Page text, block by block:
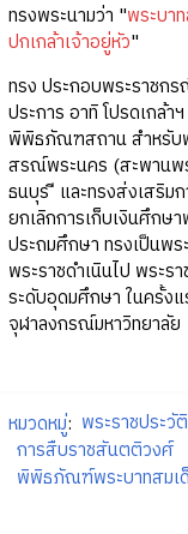
ทรงพระนามว่า "พระบา
ปกเกล้าเจ้าอยู่หัว"
ทรง ประกอบพระราชก
ประการ อาทิ โปรดเกล้
พิพิธภัณฑสถาน สำหรับ
สรณ์พระนคร (สะพานพ
ธนบุร ี และทรงส่งเสริม
ยกเลิกการเก็บเงินศึกษ
ประถมศึกษา ทรงเป็นพ
พระราชดำเนินไป พระ
ระดับอุดมศึกษา ในครั้ง
จุฬาลงกรณ์มหาวิทยาลัย
หมวดหมู่: พระราชประ
การสืบราชสันตติวงศ์
พิพิธภัณฑ์พระบาทสมเ